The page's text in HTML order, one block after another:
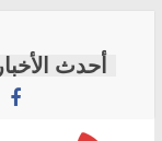
content